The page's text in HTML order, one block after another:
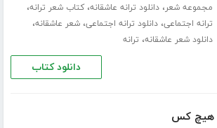
مجموعه شعر،دانلود ترانه عاشقانه،کتاب شعر ترانه،
ترانه اجتماعی،دانلود ترانه اجتماعی،شعر عاشقانه،
دانلود شعر عاشقانه، ترانه
دانلود کتاب
هیچ کس